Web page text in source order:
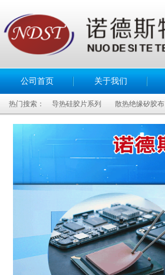
公司首页 关于我们
热门搜索： 导热硅胶片系列 散热绝缘矽胶布